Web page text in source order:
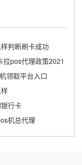
判断刷卡成功
pos代理政策2021
领取平台入口
行卡
机总代理